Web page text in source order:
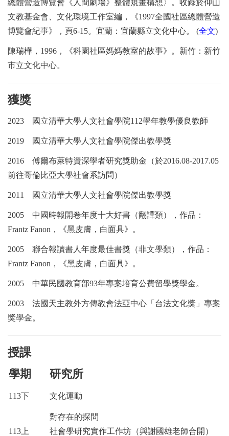
總體營造博覽會《人間劇場》整體規畫構想〉。收錄於仰山
文教基金會、文化環境工作室編，《1997全國社區總體營造
博覽會紀事》，頁6-15。宜蘭：宜蘭縣立文化中心。 (全文)
陳瑞樺， 1996 ，《科園社區媽媽教室的故事》。新竹：新竹
市立文化中心。
獲獎
2023 國立清華大學人文社會學院112學年教學優良教師
2019 國立清華大學人文社會學院傑出教學獎
2016 傅爾布萊特資深學者研究獎助金（於2016.08-2017.05
前往哥倫比亞大學社會系訪問）
2011 國立清華大學人文社會學院傑出教學獎
2005 中國時報開卷年度十大好書（翻譯類），作品：
Frantz Fanon ，《黑皮膚，白面具》。
2005 聯合報讀書人年度最佳書獎（非文學類），作品：
Frantz Fanon ，《黑皮膚，白面具》。
2005 中華民國教育部93年專案培育公費留學獎學金。
2003 法國天主教外方傳教會法亞中心「台法文化獎」專案
獎學金。
授課
學期
研究所
113下 文化運動
113 上
對存在的探問
社會學研究實作工作坊（與謝國雄老師合開）